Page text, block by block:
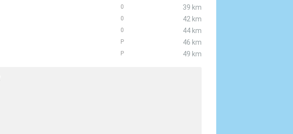
0
39 km
0
42 km
0
44 km
P
46 km
P 49 km